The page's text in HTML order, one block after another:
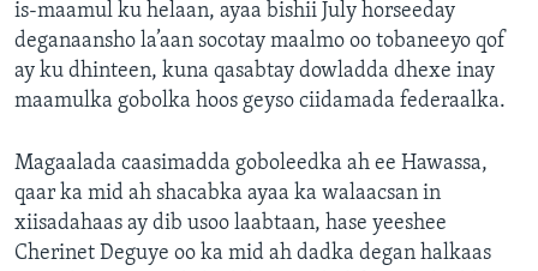
is-maamul ku helaan, ayaa bishii July horseeday
deganaansho la’aan socotay maalmo oo tobaneeyo qof
ay ku dhinteen, kuna qasabtay dowladda dhexe inay
maamulka gobolka hoos geyso ciidamada federaalka.
Magaalada caasimadda goboleedka ah ee Hawassa,
qaar ka mid ah shacabka ayaa ka walaacsan in
xiisadahaas ay dib usoo laabtaan, hase yeeshee
Cherinet Deguye oo ka mid ah dadka degan halkaas